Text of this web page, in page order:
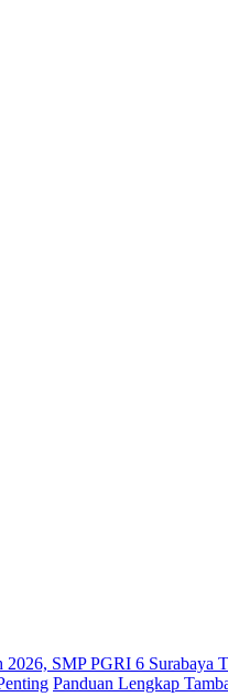
SMP PGRI 6 Surabaya
Panduan Lengkap